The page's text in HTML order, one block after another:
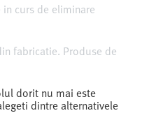
curs de eliminare
fabricatie. Produse de
dorit nu mai este
dintre alternativele